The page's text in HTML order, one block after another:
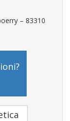
– 83310